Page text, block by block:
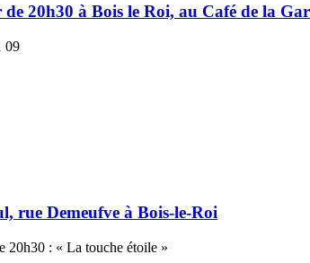
20h30 à Bois le Roi, au Café de la
09
rue Demeufve à Bois-le-Roi
20h30 : « La touche étoile »